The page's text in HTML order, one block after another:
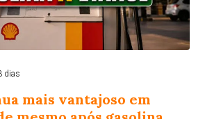
dias
mais vantajoso em